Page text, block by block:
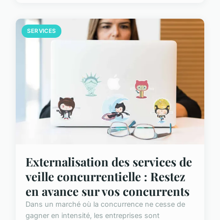
SERVICES
Externalisation des services de
veille concurrentielle : Restez
en avance sur vos concurrents
Dans un marché où la concurrence ne cesse de
gagner en intensité, les entreprises sont